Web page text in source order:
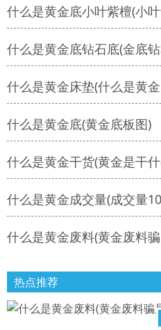
什么是黄金底小叶紫檀(小
什么是黄金底钻石底(金底
什么是黄金床垫(什么是黄
什么是黄金底(黄金底板图)
什么是黄金干货(黄金是干
什么是黄金成交量(成交量
什么是黄金废料(黄金废料
热点推荐